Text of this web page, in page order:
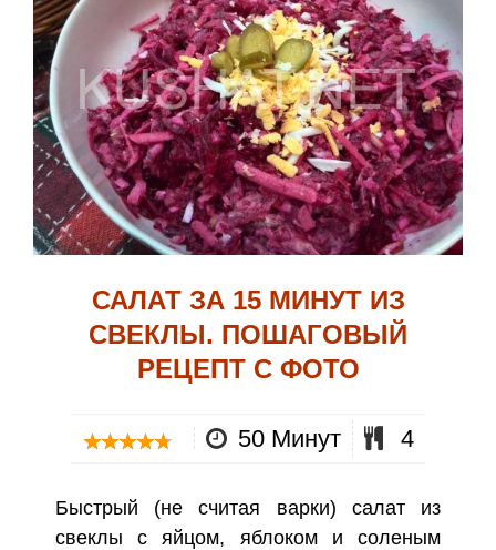
САЛАТ ЗА 15 МИНУТ ИЗ
СВЕКЛЫ. ПОШАГОВЫЙ
РЕЦЕПТ С ФОТО
50 Минут 4
Быстрый (не считая варки) салат из
свеклы с яйцом, яблоком и соленым